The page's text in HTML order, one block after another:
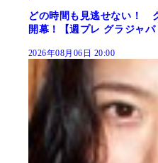
どの時間も見逃せない！
開幕！【週プレ グラジャパ
2026年08月06日 20:00